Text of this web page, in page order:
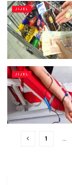
JIJEL
JIJEL
1 …